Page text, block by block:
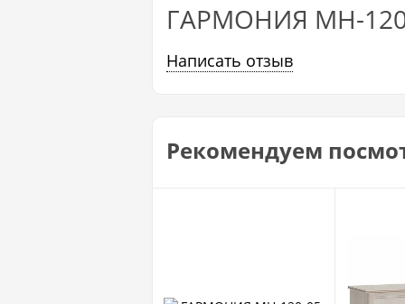
ГАРМОНИЯ МН-
Написать отзыв
Рекомендуем